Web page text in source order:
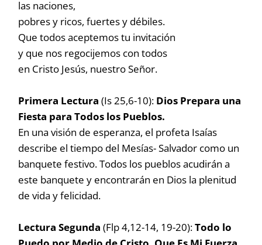
las naciones,
pobres y ricos, fuertes y débiles.
Que todos aceptemos tu invitación
y que nos regocijemos con todos
en Cristo Jesús, nuestro Señor.
Primera Lectura(Is 25,6-10): Dios Prepara una
Fiesta para Todos los Pueblos.
En una visión de esperanza, el profeta Isaías
describe el tiempo del Mesías- Salvador como un
banquete festivo. Todos los pueblos acudirán a
este banquete y encontrarán en Dios la plenitud
de vida y felicidad.
Lectura Segunda(Flp 4,12-14, 19-20):Todo lo